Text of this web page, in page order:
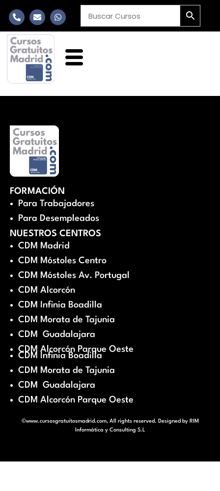
FORMACIÓN
Para Trabajadores
Para Desempleados
NUESTROS CENTROS
CDM Madrid
CDM Móstoles Centro
CDM Móstoles Av. Portugal
CDM Alcorcón
CDM Infinia Boadilla
CDM Morata de Tajunia
CDM Guadalajara
CDM Alcorcón Parque Oeste
CDM Infinia Boadilla
CDM Morata de Tajunia
CDM Guadalajara
CDM Alcorcón Parque Oeste
©www.cursosgratuitosmadrid.com, All rights reserved. Designed by RIM
Informática y Consulting S.L